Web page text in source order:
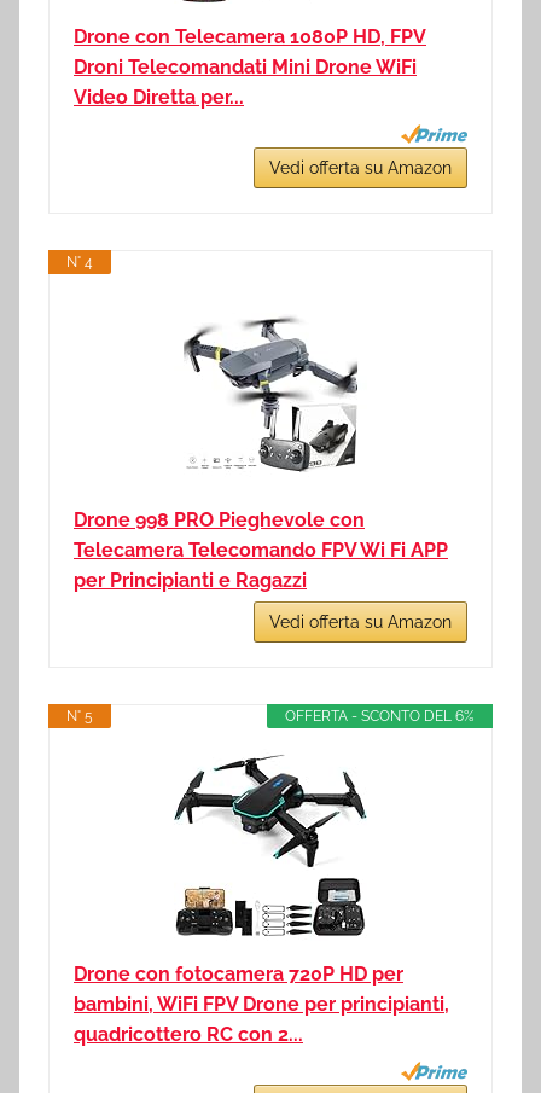
Drone con Telecamera 1080P HD, FPV
Droni Telecomandati Mini Drone WiFi
Video Diretta per...
Vedi offerta su Amazon
N° 4
Drone 998 PRO Pieghevole con
Telecamera Telecomando FPV Wi Fi APP
per Principianti e Ragazzi
Vedi offerta su Amazon
OFFERTA - SCONTO DEL 6%
N° 5
Drone con fotocamera 720P HD per
bambini, WiFi FPV Drone per principianti,
quadricottero RC con 2...